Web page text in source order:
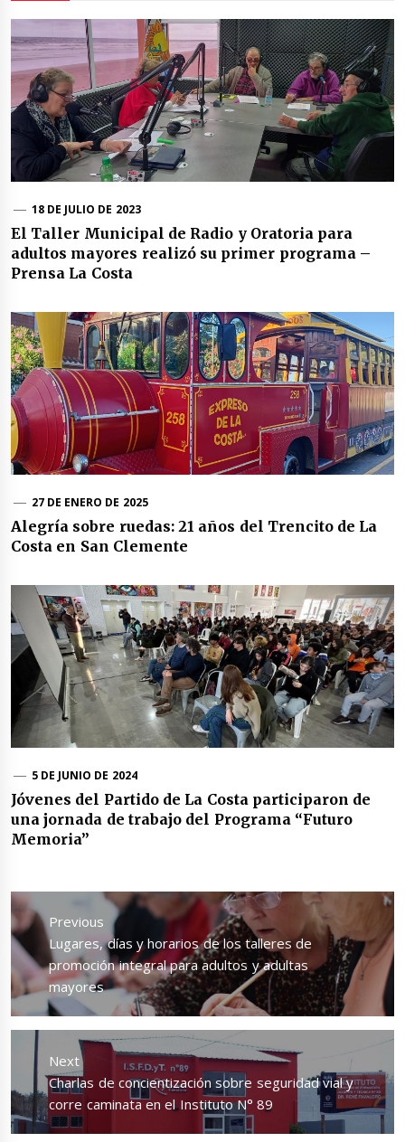
18 DE JULIO DE 2023
El Taller Municipal de Radio y Oratoria para
adultos mayores realizó su primer programa –
Prensa La Costa
27 DE ENERO DE 2025
Alegría sobre ruedas: 21 años del Trencito de La
Costa en San Clemente
5 DE JUNIO DE 2024
Jóvenes del Partido de La Costa participaron de
una jornada de trabajo del Programa “Futuro
Memoria”
Navegación
de
entradas
Previous
Previous
post:
Lugares, días y horarios de los talleres de
promoción integral para adultos y adultas
mayores
Next
Next
post:
Charlas de concientización sobre seguridad vial y
corre caminata en el Instituto N° 89